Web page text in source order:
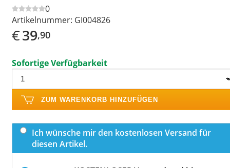
0
Artikelnummer: GI004826
€39,90
Sofortige Verfügbarkeit
ZUM WARENKORB HINZUFÜGEN
Ich wünsche mir den kostenlosen Versand für
diesen Artikel.